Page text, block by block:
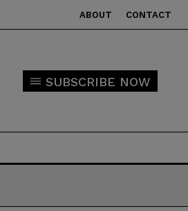
ABOUT CONTACT
SUBSCRIBE NOW